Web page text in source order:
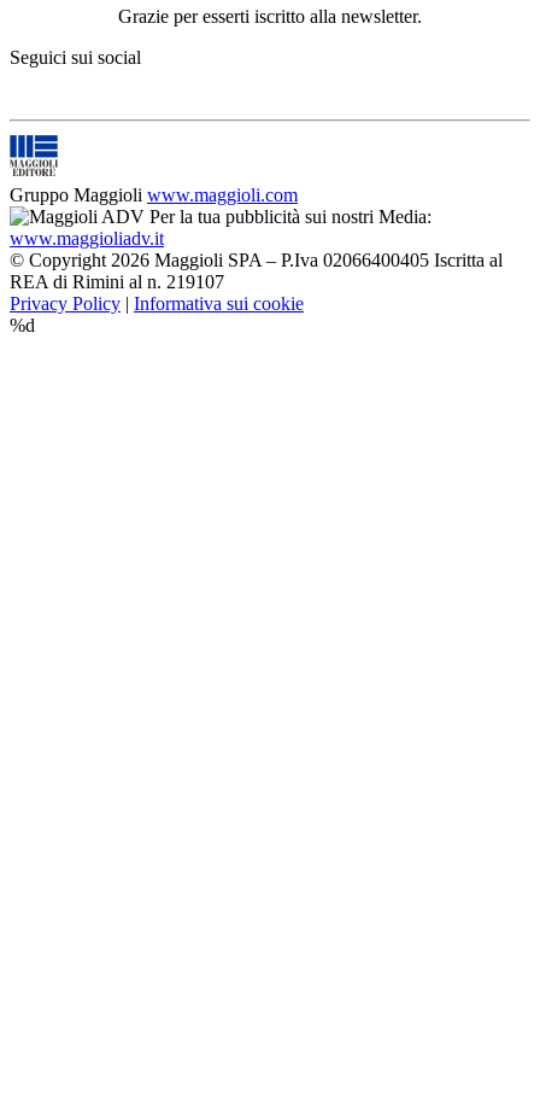
Grazie per esserti iscritto alla newsletter.
Seguici sui social
Gruppo Maggioli www.maggioli.com
Per la tua pubblicità sui nostri Media:
www.maggioliadv.it
© Copyright 2026 Maggioli SPA – P.Iva 02066400405 Iscritta al
REA di Rimini al n. 219107
Privacy Policy
Informativa sui cookie
%d